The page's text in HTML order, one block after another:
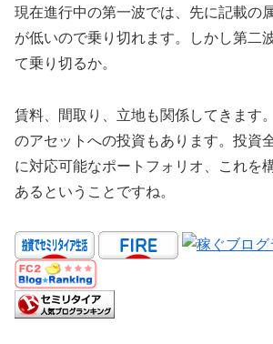
現在進行中の第一波では、先に記載の
が低いので乗り切れます。しかし第二
て乗り切るか。
賃料、間取り、立地も関係してきます
のアセットへの投資もあります。投資
に対応可能なポートフォリオ、これを
あるということですね。